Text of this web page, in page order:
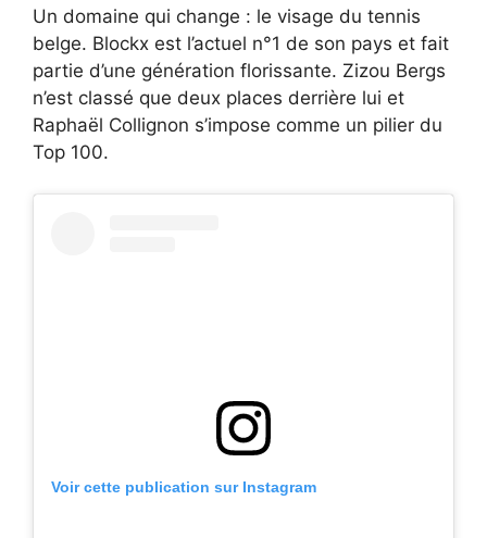
Un domaine qui change : le visage du tennis
belge. Blockx est l’actuel n°1 de son pays et fait
partie d’une génération florissante. Zizou Bergs
n’est classé que deux places derrière lui et
Raphaël Collignon s’impose comme un pilier du
Top 100.
Voir cette publication sur Instagram